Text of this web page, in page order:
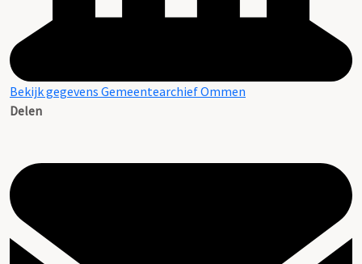
Bekijk gegevens Gemeentearchief Ommen
Delen